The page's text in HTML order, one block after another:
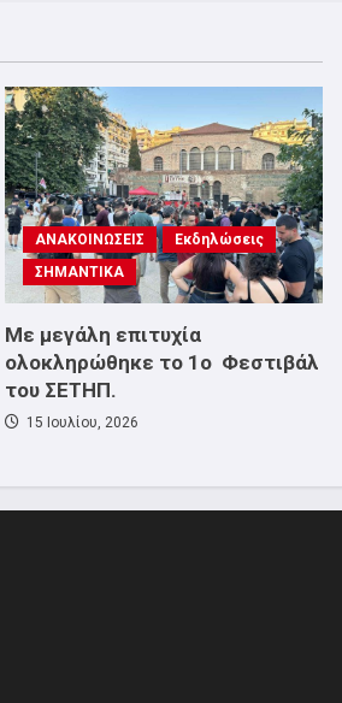
ΑΝΑΚΟΙΝΩΣΕΙΣ
Εκδηλώσεις
ΣΗΜΑΝΤΙΚΑ
Με μεγάλη επιτυχία
ολοκληρώθηκε το 1ο Φεστιβάλ
του ΣΕΤΗΠ.
15 Ιουλίου, 2026